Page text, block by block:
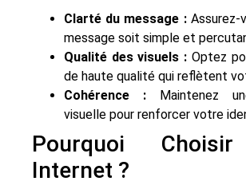
Clarté du message :Assurez-
message soit simple et
Qualité des visuels : Optez
de haute qualité qui reflètent
Cohérence : Maintenez
visuelle pour renforcer votre
Pourquoi
Internet ?